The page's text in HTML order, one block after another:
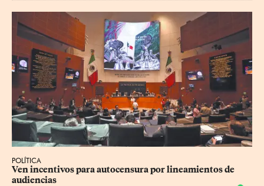
POLÍTICA
Ven incentivos para autocensura por lineamientos de
audiencias